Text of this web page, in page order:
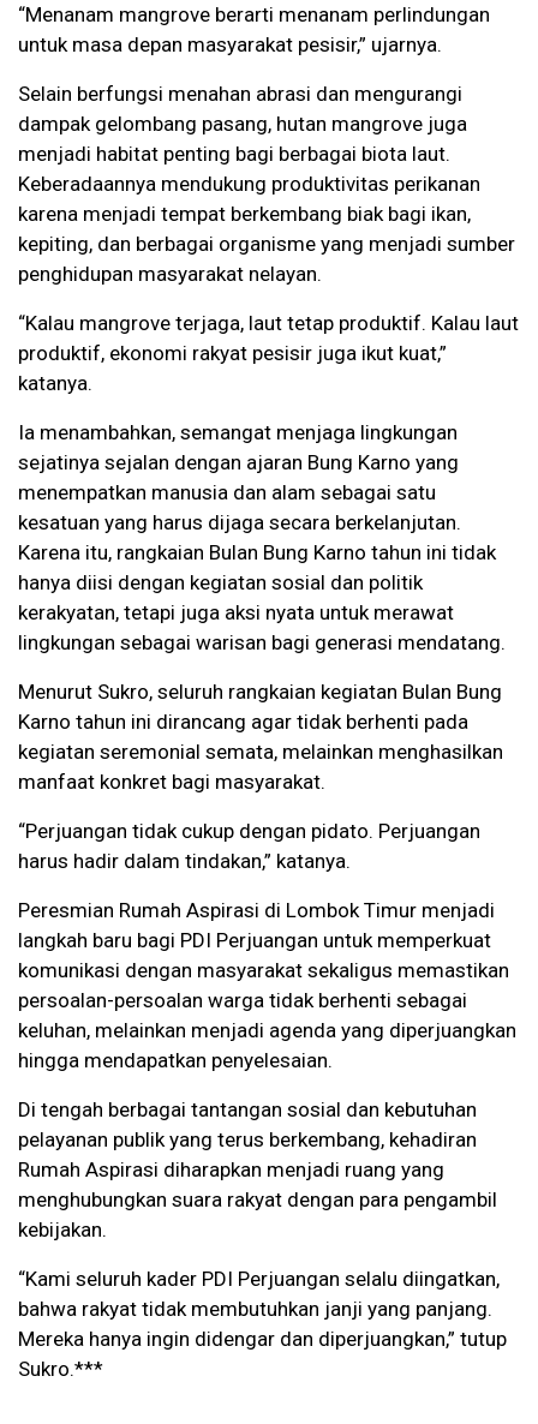
“Menanam mangrove berarti menanam perlindungan
untuk masa depan masyarakat pesisir,” ujarnya.
Selain berfungsi menahan abrasi dan mengurangi
dampak gelombang pasang, hutan mangrove juga
menjadi habitat penting bagi berbagai biota laut.
Keberadaannya mendukung produktivitas perikanan
karena menjadi tempat berkembang biak bagi ikan,
kepiting, dan berbagai organisme yang menjadi sumber
penghidupan masyarakat nelayan.
“Kalau mangrove terjaga, laut tetap produktif. Kalau laut
produktif, ekonomi rakyat pesisir juga ikut kuat,”
katanya.
Ia menambahkan, semangat menjaga lingkungan
sejatinya sejalan dengan ajaran Bung Karno yang
menempatkan manusia dan alam sebagai satu
kesatuan yang harus dijaga secara berkelanjutan.
Karena itu, rangkaian Bulan Bung Karno tahun ini tidak
hanya diisi dengan kegiatan sosial dan politik
kerakyatan, tetapi juga aksi nyata untuk merawat
lingkungan sebagai warisan bagi generasi mendatang.
Menurut Sukro, seluruh rangkaian kegiatan Bulan Bung
Karno tahun ini dirancang agar tidak berhenti pada
kegiatan seremonial semata, melainkan menghasilkan
manfaat konkret bagi masyarakat.
“Perjuangan tidak cukup dengan pidato. Perjuangan
harus hadir dalam tindakan,” katanya.
Peresmian Rumah Aspirasi di Lombok Timur menjadi
langkah baru bagi PDI Perjuangan untuk memperkuat
komunikasi dengan masyarakat sekaligus memastikan
persoalan-persoalan warga tidak berhenti sebagai
keluhan, melainkan menjadi agenda yang diperjuangkan
hingga mendapatkan penyelesaian.
Di tengah berbagai tantangan sosial dan kebutuhan
pelayanan publik yang terus berkembang, kehadiran
Rumah Aspirasi diharapkan menjadi ruang yang
menghubungkan suara rakyat dengan para pengambil
kebijakan.
“Kami seluruh kader PDI Perjuangan selalu diingatkan,
bahwa rakyat tidak membutuhkan janji yang panjang.
Mereka hanya ingin didengar dan diperjuangkan,” tutup
Sukro.***